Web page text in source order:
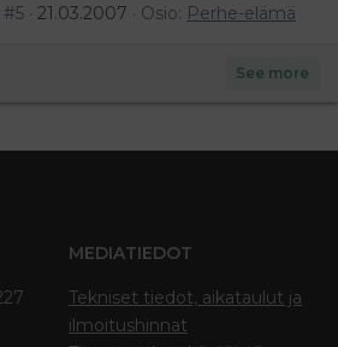
21.03.2007 Osio: Perhe-elämä
See more
MEDIATIEDOT
Tekniset tiedot, aikataulut ja
ilmoitushinnat